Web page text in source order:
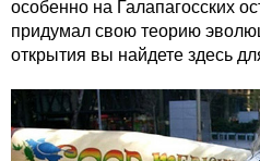
особенно на Галапагосских
придумал свою теорию
открытия вы найдете здесь